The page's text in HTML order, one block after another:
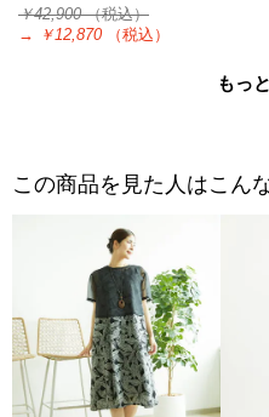
￥42,900（税込）
→
￥12,870 （税込）
もっ
この商品を見た人はこん